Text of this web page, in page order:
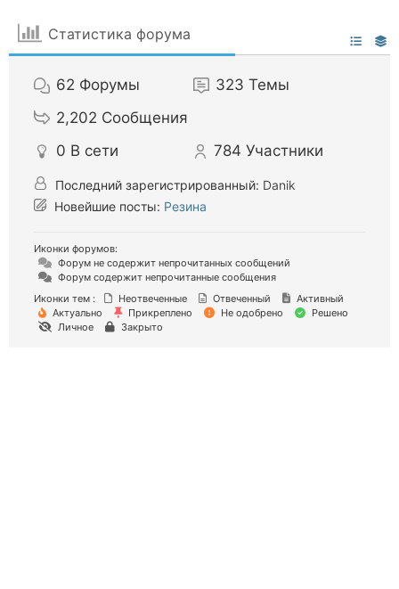
Статистика форума
62 Форумы 323 Темы
2,202 Сообщения
0 В сети 784 Участники
Последний зарегистрированный: Danik
Новейшие посты: Резина
Иконки форумов:
Форум не содержит непрочитанных сообщений
Форум содержит непрочитанные сообщения
Иконки тем :
Неотвеченные Отвеченный
Активный
Актуально
Прикреплено Не одобрено
Решено
Личное
Закрыто